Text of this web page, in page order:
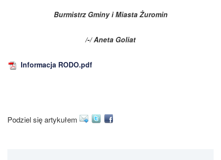
Burmistrz Gminy i Miasta Żuromin
/-/ Aneta Goliat
Informacja RODO.pdf
Podziel się artykułem